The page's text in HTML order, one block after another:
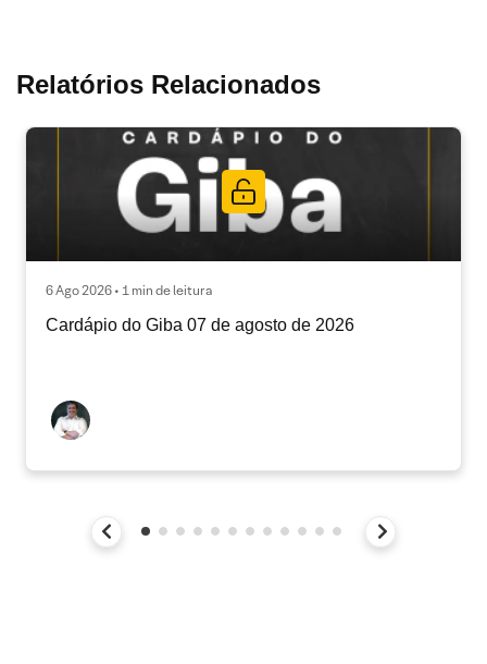
Relatórios Relacionados
6 Ago 2026 • 1 min de leitura
Cardápio do Giba 07 de agosto de 2026